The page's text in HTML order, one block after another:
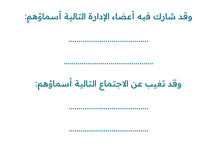
وقد شارك فيه أعضاء الإدارة التالية أسماؤهم:
…………………………………..
……………………………………….
وقد تغيب عن الاجتماع التالية أسماؤهم:
…………………………………..
…………………………………..